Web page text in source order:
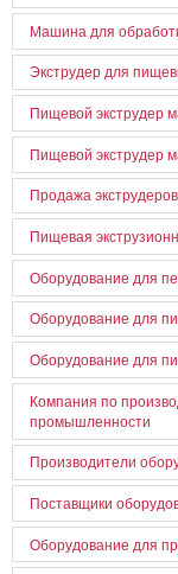
Машина для
Экструдер для
Пищевой экструдер
Пищевой экструдер
Продажа
Пищевая
Оборудование для
Оборудование для
Оборудование для
Компания по
промышленности
Производители
Поставщики
Оборудование для